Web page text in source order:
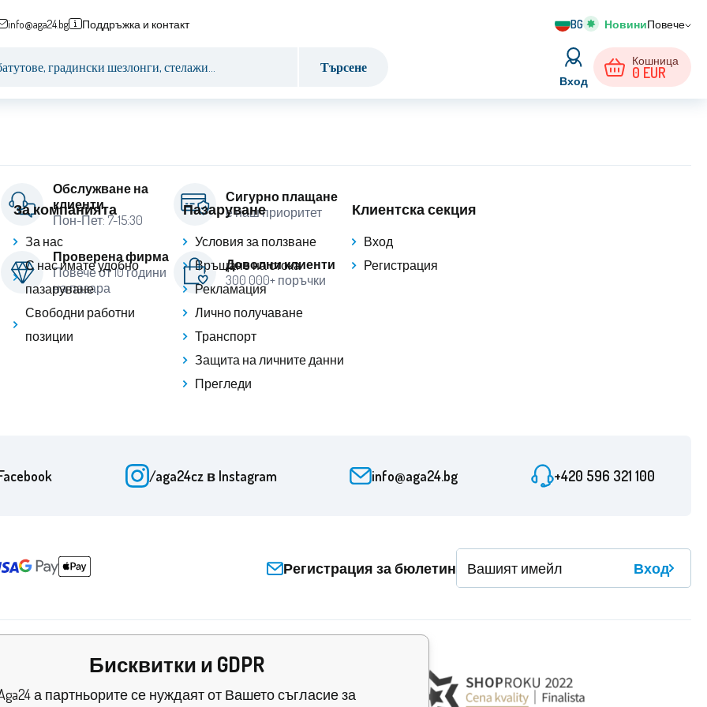
BG Повече
info@aga24.bg Поддръжка и контакт
Търсене
Вход
Кошница
0 EUR
Обслужване на
клиенти
Пон-Пет: 7-15:30
Сигурно плащане
е наш приоритет
Проверена фирма
Повече от 10 години
на пазара
Доволни клиенти
300 000+ поръчки
За компанията
За нас
С нас имате удобно
пазаруване
Свободни работни
позиции
Пазаруване
Условия за ползване
Връщане на стока
Рекламация
Лично получаване
Транспорт
Защита на личните данни
Прегледи
Клиентска секция
Вход
Регистрация
/aga24cz в Instagram info@aga24.bg +420 596 321 100
Регистрация за бюлетин Вход
и сертификати
Бисквитки и GDPR
а партньорите се нуждаят от Вашето съгласие за